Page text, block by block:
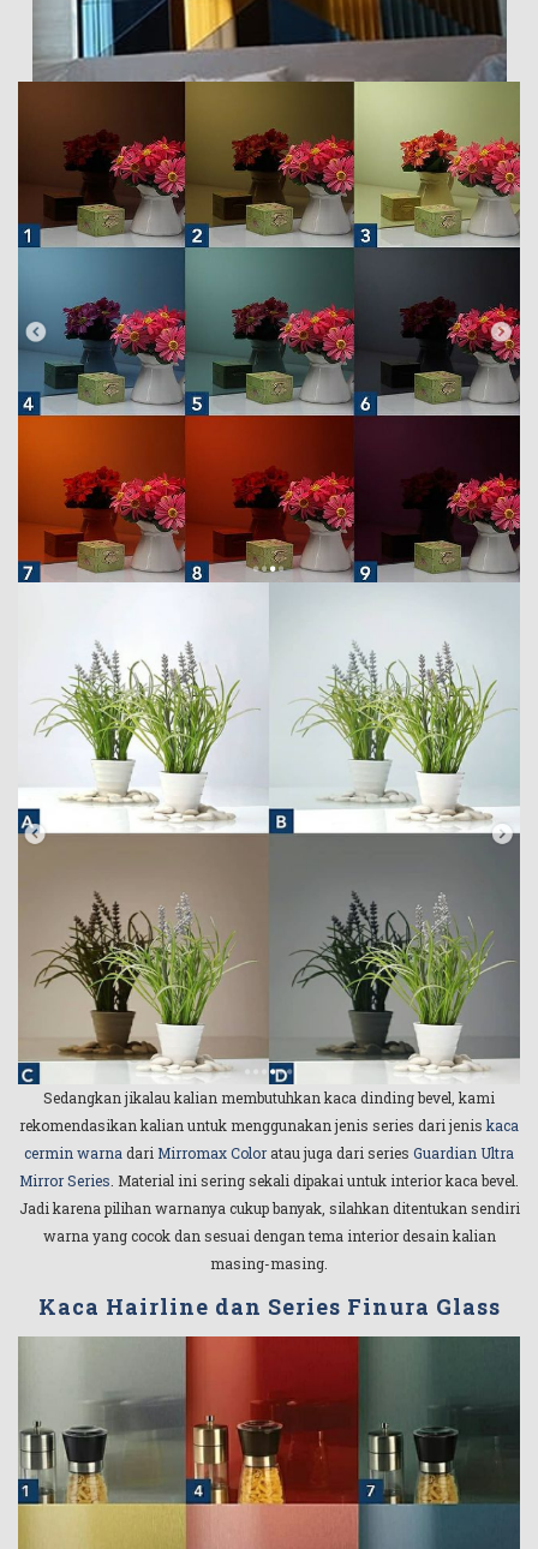
Sedangkan jikalau kalian membutuhkan kaca dinding bevel, kami
rekomendasikan kalian untuk menggunakan jenis series dari jenis kaca
cermin warna dari Mirromax Color atau juga dari series Guardian Ultra
Mirror Series . Material ini sering sekali dipakai untuk interior kaca bevel.
Jadi karena pilihan warnanya cukup banyak, silahkan ditentukan sendiri
warna yang cocok dan sesuai dengan tema interior desain kalian
masing-masing.
Kaca Hairline dan Series Finura Glass